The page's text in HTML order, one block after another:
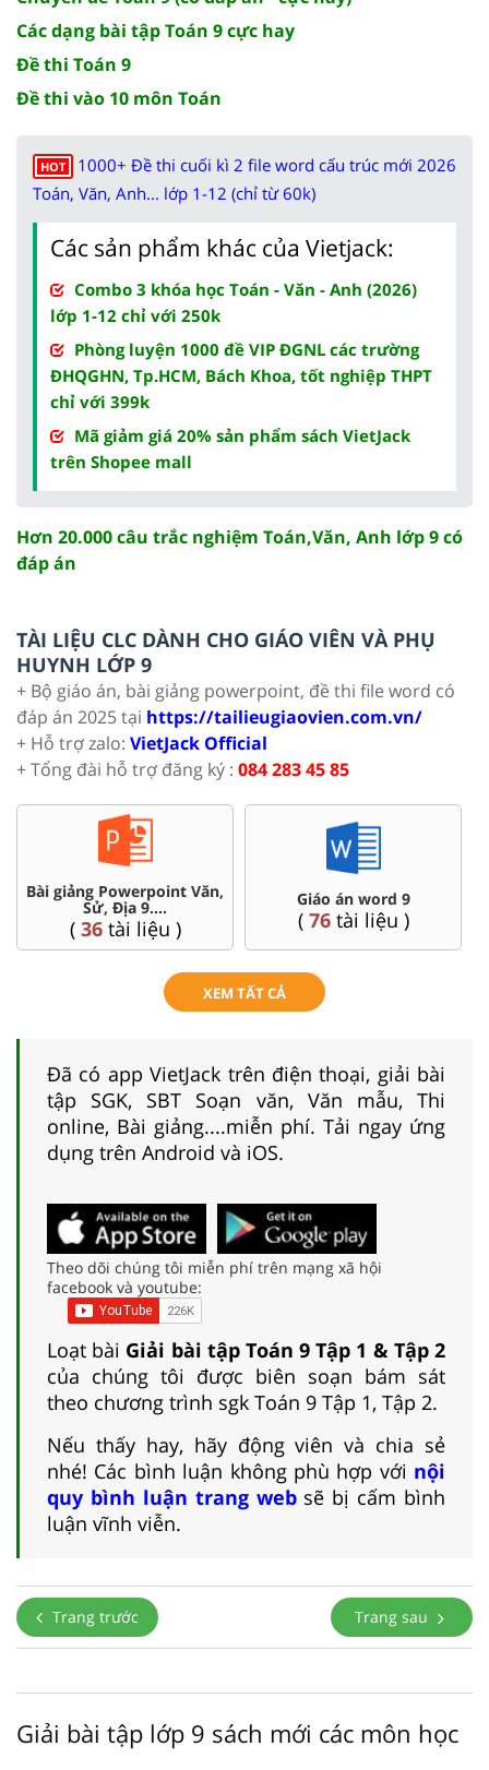
Các dạng bài tập Toán 9 cực hay
Đề thi Toán 9
Đề thi vào 10 môn Toán
HOT
1000+ Đề thi cuối kì 2 file word cấu trúc mới 2026
Toán, Văn, Anh... lớp 1-12 (chỉ từ 60k)
Các sản phẩm khác của Vietjack:
Combo 3 khóa học Toán - Văn - Anh (2026)
lớp 1-12 chỉ với 250k
Phòng luyện 1000 đề VIP ĐGNL các trường
ĐHQGHN, Tp.HCM, Bách Khoa, tốt nghiệp THPT
chỉ với 399k
Mã giảm giá 20% sản phẩm sách VietJack
trên Shopee mall
Hơn 20.000 câu trắc nghiệm Toán,Văn, Anh lớp 9 có
đáp án
TÀI LIỆU CLC DÀNH CHO GIÁO VIÊN VÀ PHỤ
HUYNH LỚP 9
+ Bộ giáo án, bài giảng powerpoint, đề thi file word có
đáp án 2025 tại https://tailieugiaovien.com.vn/
+ Hỗ trợ zalo: VietJack Official
+ Tổng đài hỗ trợ đăng ký : 084 283 45 85
Chuyên đề dạy thêm Toán,
Lí, Hóa ...9
( 77tài liệu )
Đề thi HSG 9
(9tài liệu )
XEM TẤT CẢ
Đã có app VietJack trên điện thoại, giải bài
tập SGK, SBT Soạn văn, Văn mẫu, Thi
online, Bài giảng....miễn phí. Tải ngay ứng
dụng trên Android và iOS.
Theo dõi chúng tôi miễn phí trên mạng xã hội
facebook và youtube:
Loạt bài Giải bài tập Toán 9 Tập 1 & Tập 2
của chúng tôi được biên soạn bám sát
theo chương trình sgk Toán 9 Tập 1, Tập 2.
Nếu thấy hay, hãy động viên và chia sẻ
nhé! Các bình luận không phù hợp với nội
quy bình luận trang websẽ bị cấm bình
luận vĩnh viễn.
Trang trước Trang sau
Giải bài tập lớp 9 sách mới các môn học